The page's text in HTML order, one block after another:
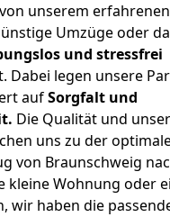
unserem erfahrenen
Umzüge oder
und stressfrei
Dabei legen unsere
aufSorgfalt und
Die Qualität und
uns zu der
von Braunschweig
kleine Wohnung oder
wir haben die